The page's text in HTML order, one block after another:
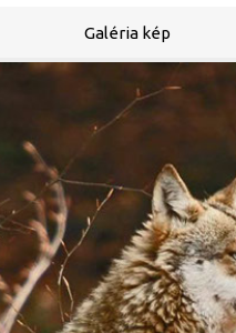
Galéria kép